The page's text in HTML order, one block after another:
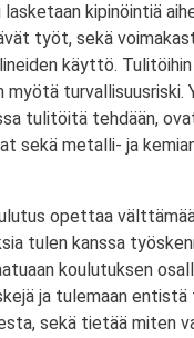
lasketaan kipinöintiä
työt, sekä
käyttö.
myötä turvallisuusriski.
tulitöitä tehdään,
sekä metalli- ja
opettaa
tulen kanssa
koulutuksen
ja tulemaan
sekä tietää miten